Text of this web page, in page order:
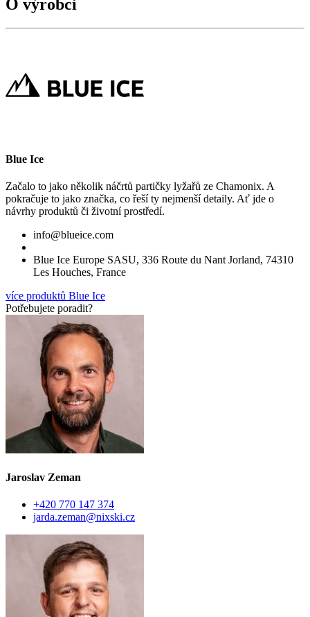
O výrobci
Blue Ice
Začalo to jako několik náčrtů partičky lyžařů ze Chamonix. A
pokračuje to jako značka, co řeší ty nejmenší detaily. Ať jde o
návrhy produktů či životní prostředí.
info@blueice.com
Blue Ice Europe SASU, 336 Route du Nant Jorland, 74310
Les Houches, France
více produktů Blue Ice
Potřebujete poradit?
Jaroslav Zeman
+420 770 147 374
jarda.zeman@nixski.cz